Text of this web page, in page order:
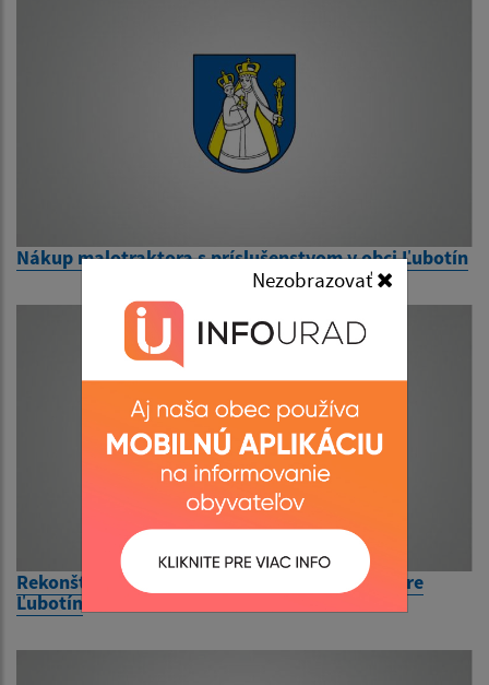
Nezobrazovať
Nákup malotraktora s príslušenstvom v obci Ľubotín
Rekonštrukcia zábradlia v polyfunkčnom centre
Ľubotín